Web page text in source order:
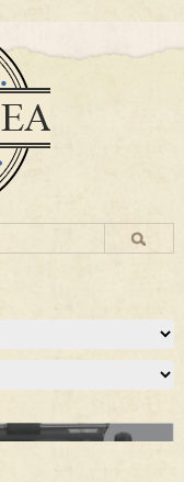
controversatele